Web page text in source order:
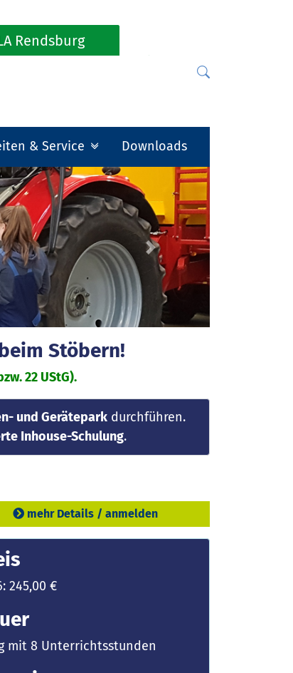
Rendsburg
& Service Downloads
Next
Stöbern!
22 UStG).
und Gerätepark durchführen.
Inhouse-Schulung.
mehr Details / anmelden
245,00 €
mit 8 Unterrichtsstunden